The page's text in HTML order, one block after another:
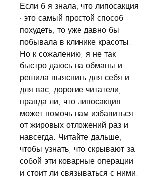
Если б я знала, что липосакция
- это самый простой способ
похудеть, то уже давно бы
побывала в клинике красоты.
Но к сожалению, я не так
быстро даюсь на обманы и
решила выяснить для себя и
для вас, дорогие читатели,
правда ли, что липосакция
может помочь нам избавиться
от жировых отложений раз и
навсегда. Читайте дальше,
чтобы узнать, что скрывают за
собой эти коварные операции
и стоит ли связываться с ними.